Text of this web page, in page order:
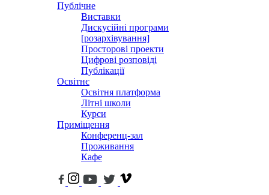
Публічне
Виставки
Дискусійні програми
[розархівування]
Просторові проекти
Цифрові розповіді
Публікації
Освітнє
Освітня платформа
Літні школи
Курси
Приміщення
Конференц-зал
Проживання
Кафе